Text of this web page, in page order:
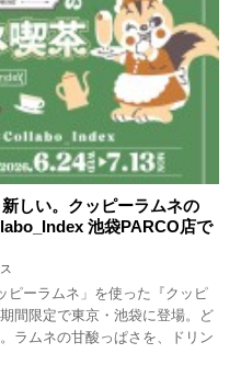
しい。クッピーラムネの
池袋PARCO店で
ピーラムネ」を使った『クッピ
間限定で東京・池袋に登場。ど
ラムネの甘酸っぱさを、ドリン